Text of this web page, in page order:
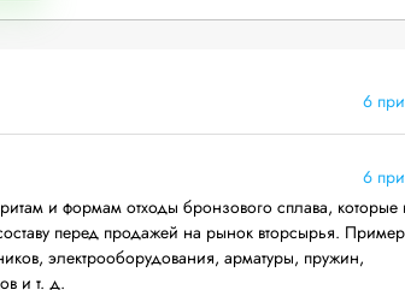
6
6
и формам отходы бронзового сплава, которые
перед продажей на рынок вторсырья.
электрооборудования, арматуры, пружин,
и т. д.